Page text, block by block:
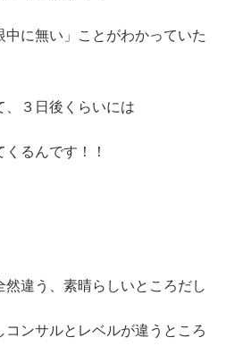
中に無い」ことがわかっていた
、３日後くらいには
るんです！！
違う、素晴らしいところだし
ンサルとレベルが違うところ